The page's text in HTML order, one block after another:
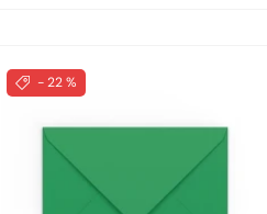
- 22 %